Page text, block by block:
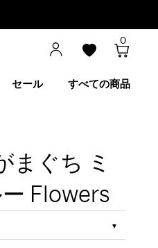
0
セール すべての商品
まぐち ミ
Flowers